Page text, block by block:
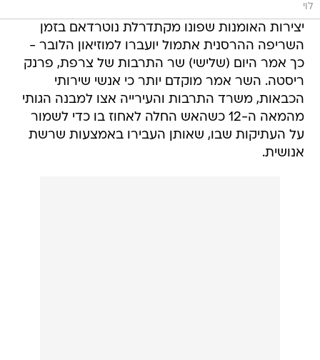
לוי
יצירות האומנות שפונו מקתדרלת נוטרדאם בזמן
השריפה ההרסנית אתמול יועברו למוזיאון הלובר -
כך אמר היום (שלישי) שר התרבות של צרפת, פרנק
ריסטה. השר אמר מוקדם יותר כי אנשי שירותי
הכבאות, משרד התרבות והעירייה אצו למבנה הגותי
מהמאה ה-12 כשהאש החלה לאחוז בו כדי לשמור
על העתיקות שבו, שאותן העבירו באמצעות שרשת
אנושית.